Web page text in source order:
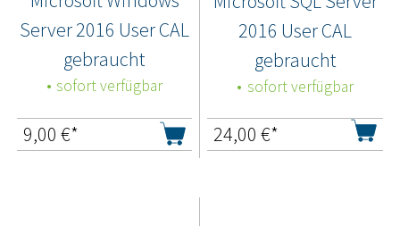
Server 2016 User CAL
gebraucht
sofort verfügbar
9,00 €*
2016 User CAL
gebraucht
sofort verfügbar
24,00 €*